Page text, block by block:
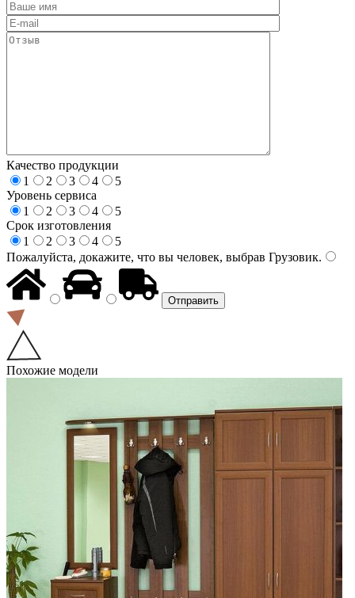
Качество продукции
1
2 3 4
5
Уровень сервиса
1
2 3 4
5
Срок изготовления
1
2 3 4
5
Пожалуйста, докажите, что вы человек, выбрав Грузовик.
Похожие модели